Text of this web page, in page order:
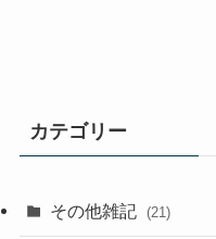
カテゴリー
その他雑記 (21)